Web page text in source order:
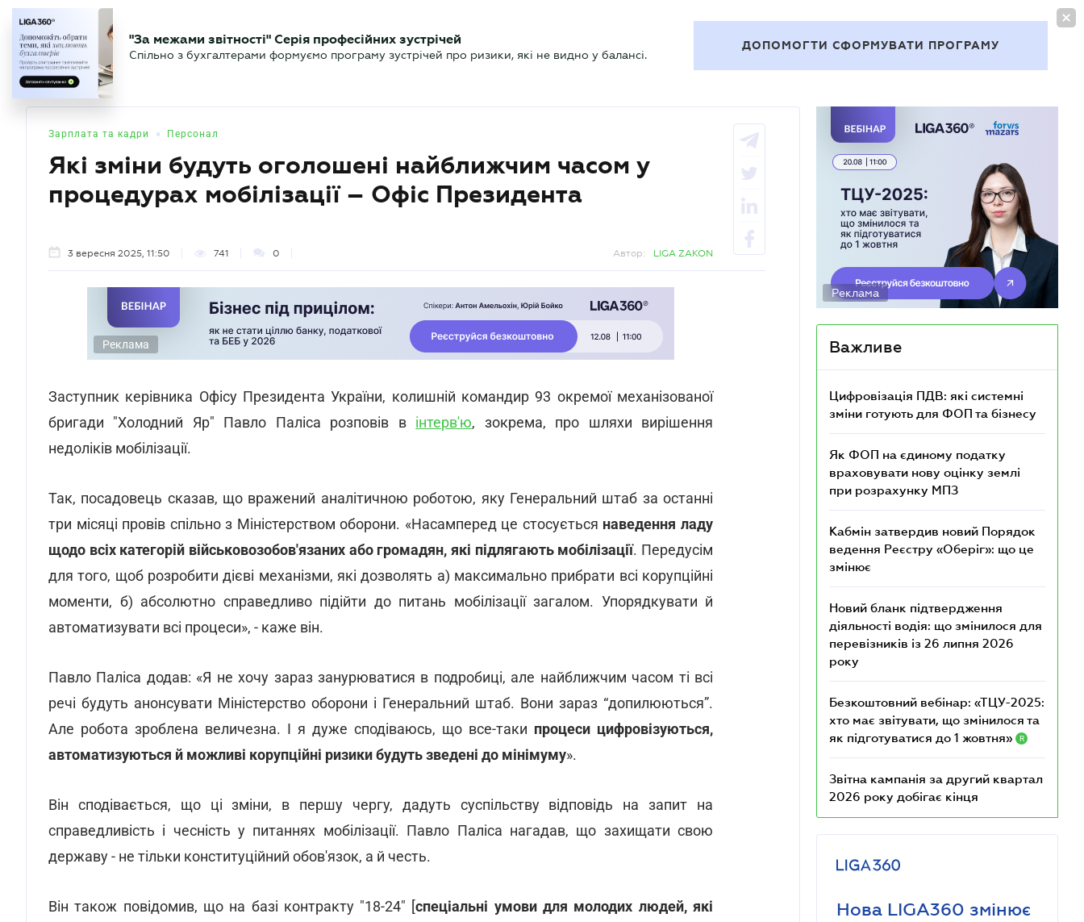
БУХГАЛТЕР Новини Аналітика Календар Актуально
"За межами звітності" Серія професійних зустрічей
Спільно з бухгалтерами формуємо програму зустрічей про ризики, які не видно у балансі.
ДОПОМОГТИ СФОРМУВАТИ ПРОГРАМУ
Зарплата та кадри • Персонал
Які зміни будуть оголошені найближчим часом у
процедурах мобілізації – Офіс Президента
3 вересня 2025, 11:50 741 0 Автор: LIGA ZAKON
Реклама
Заступник керівника Офісу Президента України, колишній командир 93 окремої механізованої
бригади "Холодний Яр" Павло Паліса розповів в інтерв'ю, зокрема, про шляхи вирішення
недоліків мобілізації.
Так, посадовець сказав, що вражений аналітичною роботою, яку Генеральний штаб за останні
три місяці провів спільно з Міністерством оборони. «Насамперед це стосується наведення ладу
щодо всіх категорій військовозобов'язаних або громадян, які підлягають мобілізації. Передусім
для того, щоб розробити дієві механізми, які дозволять а) максимально прибрати всі корупційні
моменти, б) абсолютно справедливо підійти до питань мобілізації загалом. Упорядкувати й
автоматизувати всі процеси», - каже він.
Павло Паліса додав: «Я не хочу зараз занурюватися в подробиці, але найближчим часом ті всі
речі будуть анонсувати Міністерство оборони і Генеральний штаб. Вони зараз “допилюються”.
Але робота зроблена величезна. І я дуже сподіваюсь, що все-таки процеси цифровізуються,
автоматизуються й можливі корупційні ризики будуть зведені до мінімуму».
Він сподівається, що ці зміни, в першу чергу, дадуть суспільству відповідь на запит на
справедливість і чесність у питаннях мобілізації. Павло Паліса нагадав, що захищати свою
державу - не тільки конституційний обов'язок, а й честь.
Він також повідомив, що на базі контракту "18-24" [спеціальні умови для молодих людей, які
Реклама
Важливе
Цифровізація ПДВ: які системні
зміни готують для ФОП та бізнесу
Як ФОП на єдиному податку
враховувати нову оцінку землі
при розрахунку МПЗ
Кабмін затвердив новий Порядок
ведення Реєстру «Оберіг»: що це
змінює
Новий бланк підтвердження
діяльності водія: що змінилося для
перевізників із 26 липня 2026
року
Безкоштовний вебінар: «ТЦУ-2025:
хто має звітувати, що змінилося та
як підготуватися до 1 жовтня»
R
Звітна кампанія за другий квартал
2026 року добігає кінця
Нова LIGA360 змінює